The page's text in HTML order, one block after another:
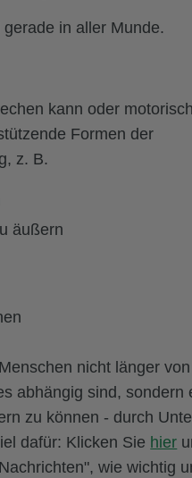
in aller Munde.
kann oder
Formen der
z. B.
äußern
nicht länger
abhängig sind, sondern
zu können - durch
dafür: Klicken Sie hier
wie wichtig